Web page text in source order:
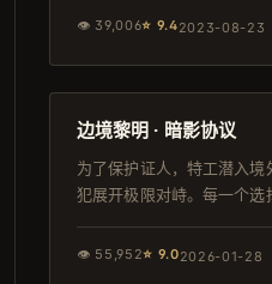
👁 39,006⭐ 9.42023-08-23
日本
边境黎明 · 暗影协议
为了保护证人，特工潜入
犯展开极限对峙。每一个选
👁 55,952⭐ 9.02026-01-28